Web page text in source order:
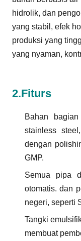
hidrolik, dan
yang stabil, efek
produksi yang
yang nyaman,
2.Fiturs
Bahan
stainless
dengan
GMP.
Semua pipa
otomatis. dan
negeri, seperti
Tangki
membuat